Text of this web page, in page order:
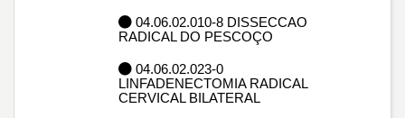
04.06.02.010-8 DISSECCAO
RADICAL DO PESCOÇO
04.06.02.023-0
LINFADENECTOMIA RADICAL
CERVICAL BILATERAL